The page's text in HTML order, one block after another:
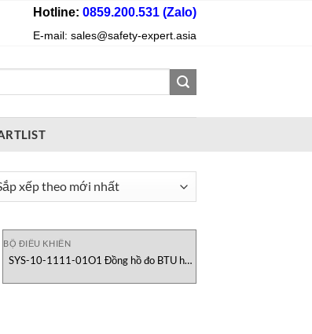
Hotline: 0859.200.531 (Zalo)
E-mail: sales@safety-expert.asia
BỘ ĐIỀU KHIỂN
SYS-10-1111-01O1 Đồng hồ đo BTU hệ